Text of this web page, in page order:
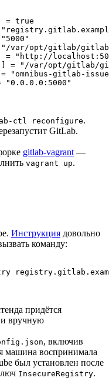
= true
var/opt/gitlab/
"http://
= "/var/opt/gitlab/
gitlab-
ctl reconfigure.
GitLab.
gitlab-vagrant —
vagrant up.
Инструкция довольно
команду:
придётся
вручную
, включив
машина воспринимала
был установлен после
InsecureRegistry.